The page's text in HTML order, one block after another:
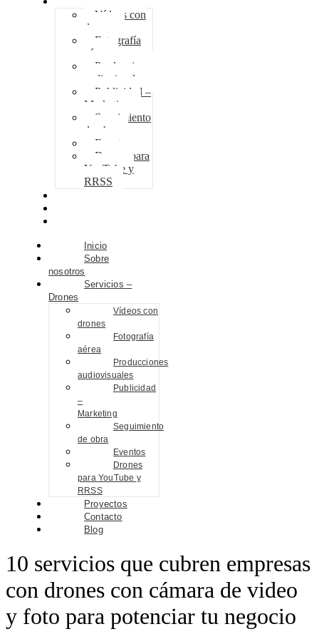
Vídeos con
drones
Fotografía
aérea
Producciones
audiovisuales
Publicidad –
Marketing
Seguimiento
de obra
Eventos
Drones para
YouTube y
RRSS
Inicio
Sobre
nosotros
Servicios –
Drones
Vídeos con
drones
Fotografía
aérea
Producciones
audiovisuales
Publicidad
–
Marketing
Seguimiento
de obra
Eventos
Drones
para YouTube y
RRSS
Proyectos
Contacto
Blog
10 servicios que cubren empresas
con drones con cámara de video
y foto para potenciar tu negocio